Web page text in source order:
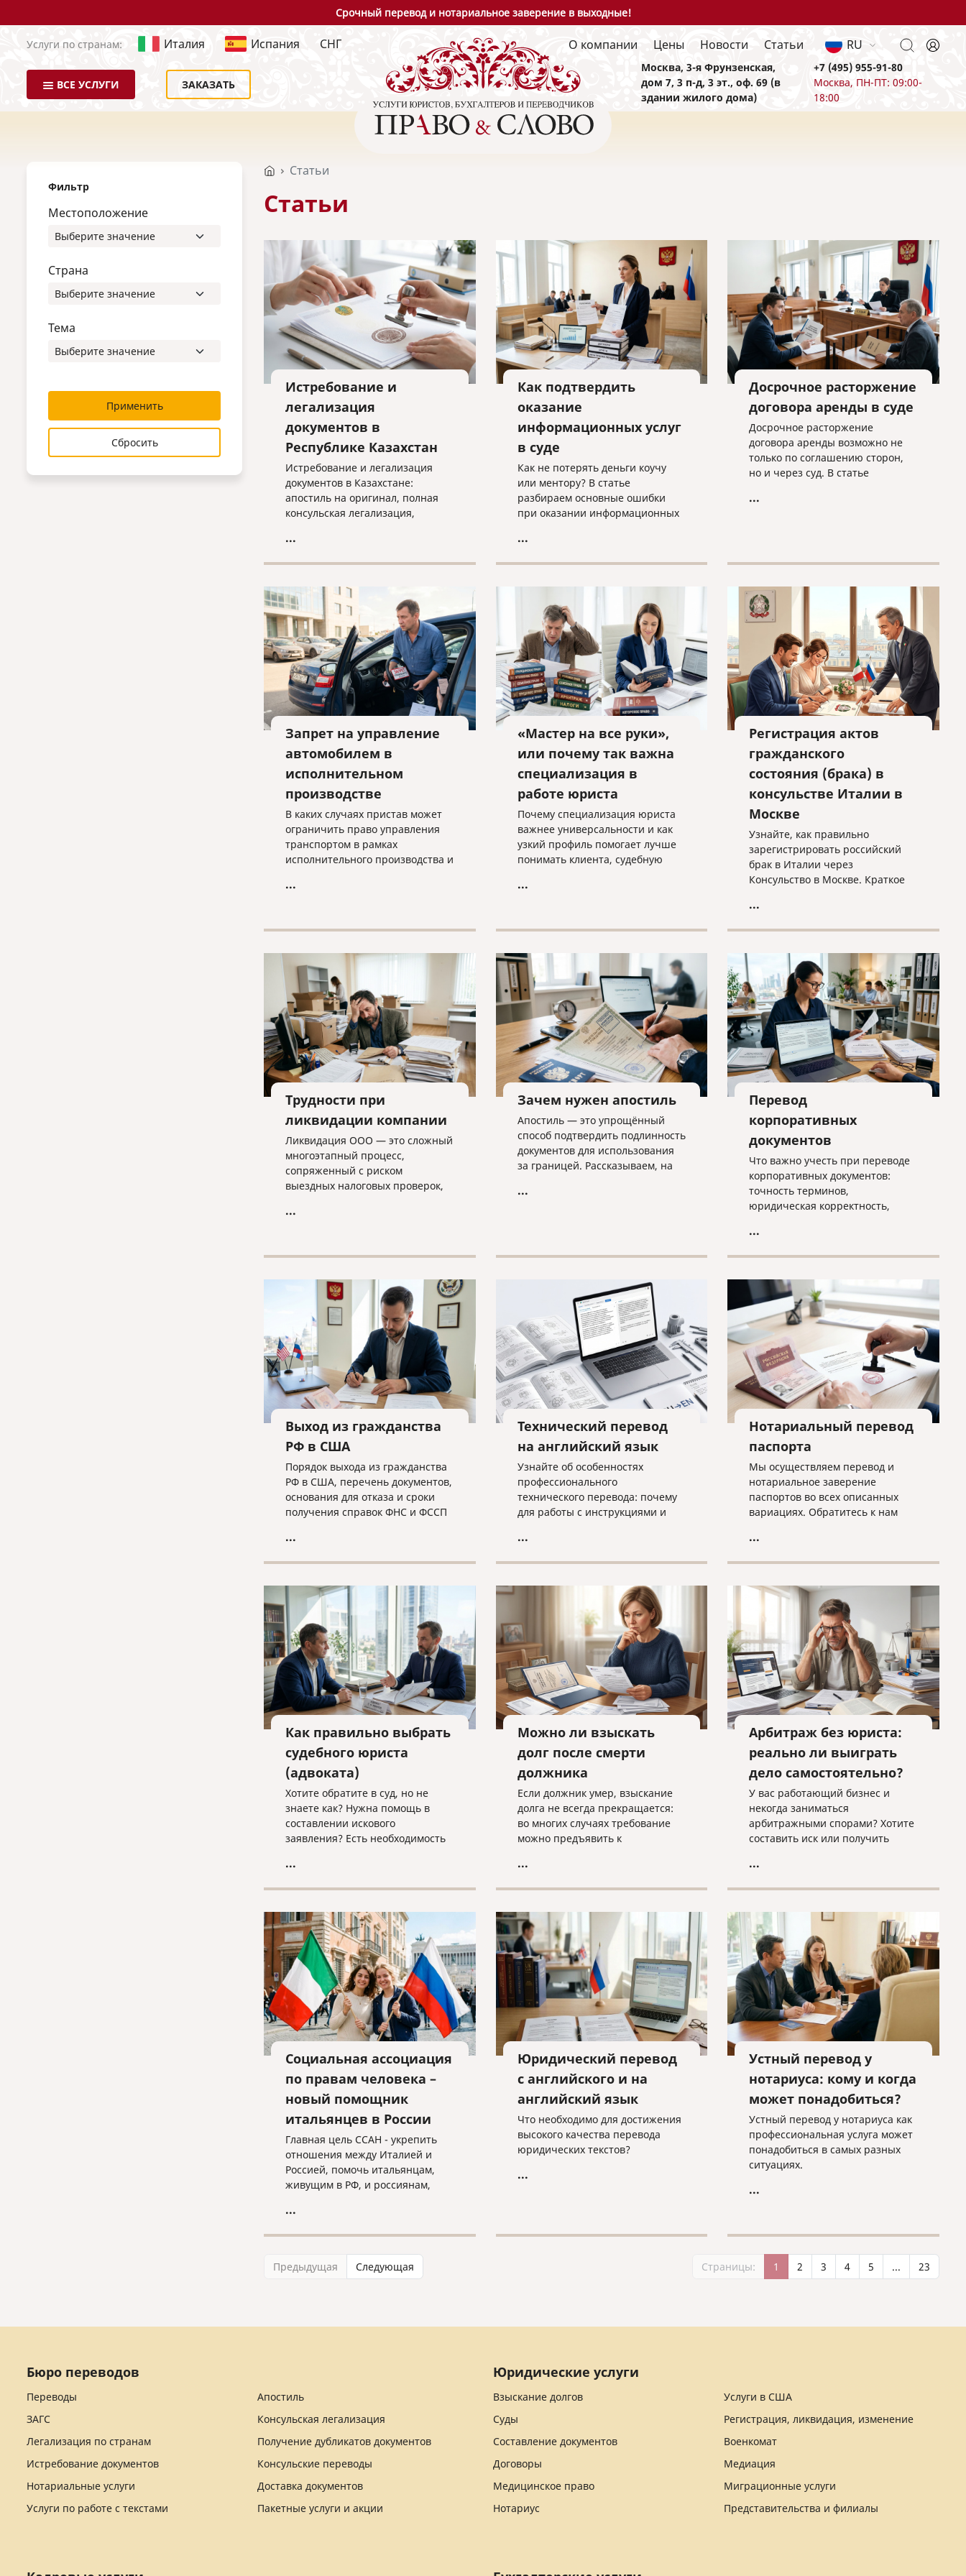
Срочный перевод и нотариальное заверение в выходные!
Услуги по странам: Италия Испания СНГ
ВСЕ УСЛУГИ ЗАКАЗАТЬ
О компании Цены Новости Статьи RU
Москва, 3-я Фрунзенская,
дом 7, 3 п-д, 3 эт., оф. 69 (в
здании жилого дома)
+7 (495) 955-91-80
Москва, ПН-ПТ: 09:00-
18:00
Фильтр
Местоположение
Страна
Тема
Применить
Сбросить
Статьи
Статьи
Истребование и
легализация
документов в
Республике Казахстан
Истребование и легализация
документов в Казахстане:
апостиль на оригинал, полная
консульская легализация,
индивидуальный подбор
...
Как подтвердить
оказание
информационных услуг
в суде
Как не потерять деньги коучу
или ментору? В статье
разбираем основные ошибки
при оказании информационных
подтверждать факт работы в
договор — прямой путь к
взысканию неосновательного
обогащения.
...
Досрочное расторжение
договора аренды в суде
Досрочное расторжение
договора аренды возможно не
только по соглашению сторон,
но и через суд. В статье
для расторжения, типичные
...
Запрет на управление
автомобилем в
исполнительном
производстве
В каких случаях пристав может
ограничить право управления
транспортом в рамках
исполнительного производства и
законно — разъясняем
...
«Мастер на все руки»,
или почему так важна
специализация в
работе юриста
Почему специализация юриста
важнее универсальности и как
узкий профиль помогает лучше
понимать клиента, судебную
эффективную стратегию защиты.
...
Регистрация актов
гражданского
состояния (брака) в
консульстве Италии в
Москве
Узнайте, как правильно
зарегистрировать российский
брак в Италии через
Консульство в Москве. Краткое
trascrizione: необходимые
оформления без лишних хлопот.
...
Трудности при
ликвидации компании
Ликвидация ООО — это сложный
многоэтапный процесс,
сопряженный с риском
выездных налоговых проверок,
строгими требованиями к
бизнеса, критерии упрощенной
процедуры и объясняем, почему
для успешного завершения дела
ликвидатору необходима
команда экспертов.
...
Зачем нужен апостиль
Апостиль — это упрощённый
способ подтвердить подлинность
документов для использования
за границей. Рассказываем, на
оформляется и какие нюансы
...
Перевод
корпоративных
документов
Что важно учесть при переводе
корпоративных документов:
точность терминов,
юридическая корректность,
конфиденциальность и контроль
международном рынке.
...
Выход из гражданства
РФ в США
Порядок выхода из гражданства
РФ в США, перечень документов,
основания для отказа и сроки
получения справок ФНС и ФССП
...
Технический перевод
на английский язык
Узнайте об особенностях
профессионального
технического перевода: почему
для работы с инструкциями и
просто лингвистом, как избежать
для получения качественного
результата при работе с
техническими текстами на
английском языке.
...
Нотариальный перевод
паспорта
Мы осуществляем перевод и
нотариальное заверение
паспортов во всех описанных
вариациях. Обратитесь к нам
сделано оперативно, грамотно и
...
Как правильно выбрать
судебного юриста
(адвоката)
Хотите обратите в суд, но не
знаете как? Нужна помощь в
составлении искового
заявления? Есть необходимость
судебного процесса?
«Право и cлово» по адресу
law@pravoislovo.ru
...
Можно ли взыскать
долг после смерти
должника
Если должник умер, взыскание
долга не всегда прекращается:
во многих случаях требование
можно предъявить к
наследникам. Разбираем, как
наследство, еще не приняли его
или когда судебное решение о
взыскании уже получено.
...
Арбитраж без юриста:
реально ли выиграть
дело самостоятельно?
У вас работающий бизнес и
некогда заниматься
арбитражными спорами? Хотите
составить иск или получить
исполнить решение суда в
...
Социальная ассоциация
по правам человека –
новый помощник
итальянцев в России
Главная цель ССАН - укрепить
отношения между Италией и
Россией, помочь итальянцам,
живущим в РФ, и россиянам,
...
Юридический перевод
с английского и на
английский язык
Что необходимо для достижения
высокого качества перевода
юридических текстов?
...
Устный перевод у
нотариуса: кому и когда
может понадобиться?
Устный перевод у нотариуса как
профессиональная услуга может
понадобиться в самых разных
ситуациях.
...
Страницы: 1 2 3 4 5 ... 23
Предыдущая Следующая
Бюро переводов
Переводы
Апостиль
ЗАГС
Консульская легализация
Легализация по странам
Получение дубликатов документов
Истребование документов
Консульские переводы
Нотариальные услуги
Доставка документов
Услуги по работе с текстами
Пакетные услуги и акции
Юридические услуги
Взыскание долгов
Услуги в США
Суды
Регистрация, ликвидация, изменение
Составление документов
Военкомат
Договоры
Медиация
Медицинское право
Миграционные услуги
Нотариус
Представительства и филиалы